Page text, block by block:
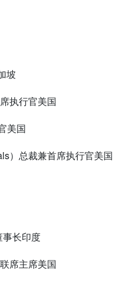
坡
执行官美国
美国
）总裁兼首席执行官美国
事长印度
席主席美国